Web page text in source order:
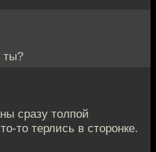
ты?
сразу толпой
то терлись в сторонке.